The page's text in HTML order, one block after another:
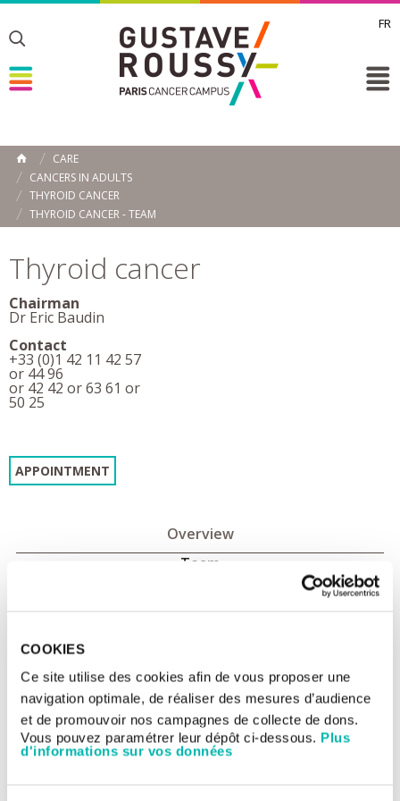
COOKIES
Ce site utilise des cookies afin de vous proposer une
navigation optimale, de réaliser des mesures d’audience
et de promouvoir nos campagnes de collecte de dons.
Vous pouvez paramétrer leur dépôt ci-dessous. Plus
d'informations sur vos données
FR
Toggle
Toggle
HOME
CARE
CANCERS IN ADULTS
THYROID CANCER
THYROID CANCER - TEAM
Thyroid cancer
Chairman
Dr Eric Baudin
Contact
+33 (0)1 42 11 42 57
or 44 96
or 42 42 or 63 61 or
50 25
APPOINTMENT
Overview
Team
Eric Baudin
Medical oncology
Eric Baudin
Julien Hadoux
Livia Lamartina